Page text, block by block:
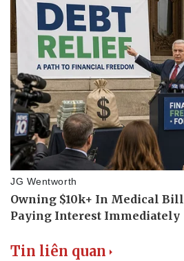
Tin liên quan